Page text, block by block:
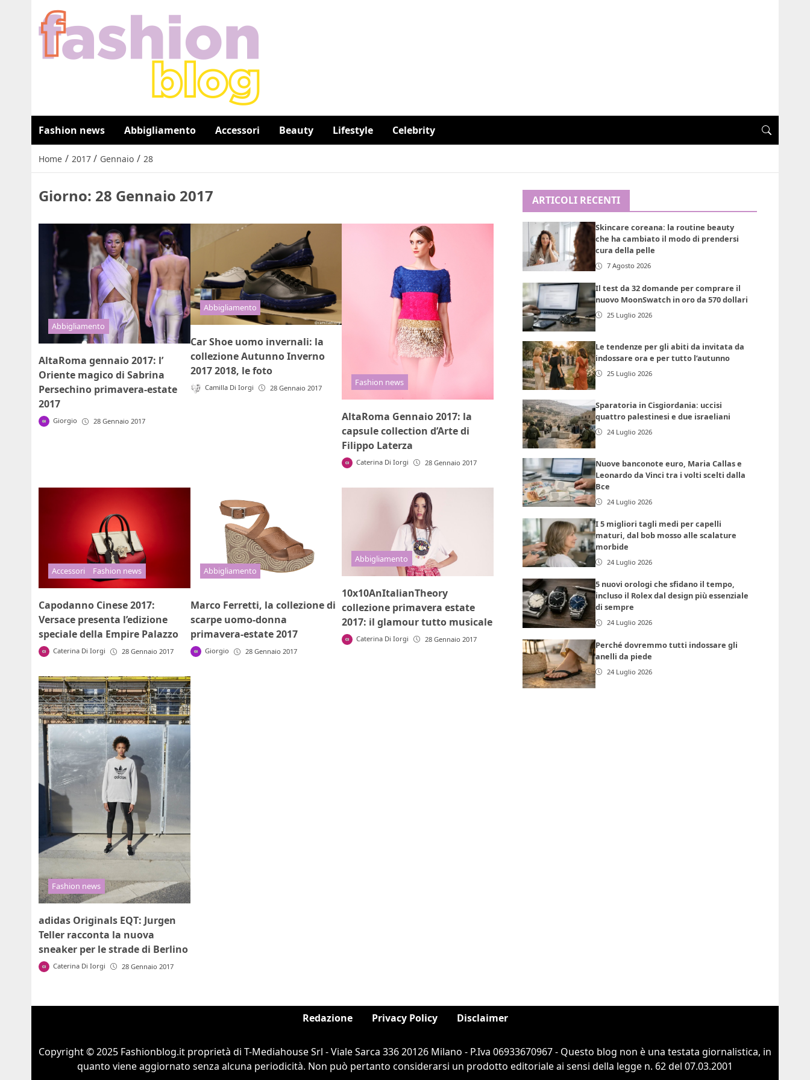
Fashion news Abbigliamento Accessori Beauty Lifestyle Celebrity
Home / 2017 / Gennaio / 28
Giorno: 28 Gennaio 2017
Abbigliamento
AltaRoma gennaio 2017: l’
Oriente magico di Sabrina
Persechino primavera-estate
2017
Giorgio 28 Gennaio 2017
Abbigliamento
Car Shoe uomo invernali: la
collezione Autunno Inverno
2017 2018, le foto
Camilla Di Iorgi 28 Gennaio 2017
Fashion news
AltaRoma Gennaio 2017: la
capsule collection d’Arte di
Filippo Laterza
Caterina Di Iorgi 28 Gennaio 2017
Accessori Fashion news
Capodanno Cinese 2017:
Versace presenta l’edizione
speciale della Empire Palazzo
Caterina Di Iorgi 28 Gennaio 2017
Abbigliamento
Marco Ferretti, la collezione di
scarpe uomo-donna
primavera-estate 2017
Giorgio 28 Gennaio 2017
Abbigliamento
10x10AnItalianTheory
collezione primavera estate
2017: il glamour tutto musicale
Caterina Di Iorgi 28 Gennaio 2017
Fashion news
adidas Originals EQT: Jurgen
Teller racconta la nuova
sneaker per le strade di Berlino
Caterina Di Iorgi 28 Gennaio 2017
ARTICOLI RECENTI
Skincare coreana: la routine beauty
che ha cambiato il modo di prendersi
cura della pelle
7 Agosto 2026
Il test da 32 domande per comprare il
nuovo MoonSwatch in oro da 570 dollari
25 Luglio 2026
Le tendenze per gli abiti da invitata da
indossare ora e per tutto l’autunno
25 Luglio 2026
Sparatoria in Cisgiordania: uccisi
quattro palestinesi e due israeliani
24 Luglio 2026
Nuove banconote euro, Maria Callas e
Leonardo da Vinci tra i volti scelti dalla
Bce
24 Luglio 2026
I 5 migliori tagli medi per capelli
maturi, dal bob mosso alle scalature
morbide
24 Luglio 2026
5 nuovi orologi che sfidano il tempo,
incluso il Rolex dal design più essenziale
di sempre
24 Luglio 2026
Perché dovremmo tutti indossare gli
anelli da piede
24 Luglio 2026
Redazione Privacy Policy Disclaimer
Copyright © 2025 Fashionblog.it proprietà di T-Mediahouse Srl - Viale Sarca 336 20126 Milano - P.Iva 06933670967 - Questo blog non è una testata giornalistica, in
quanto viene aggiornato senza alcuna periodicità. Non può pertanto considerarsi un prodotto editoriale ai sensi della legge n. 62 del 07.03.2001